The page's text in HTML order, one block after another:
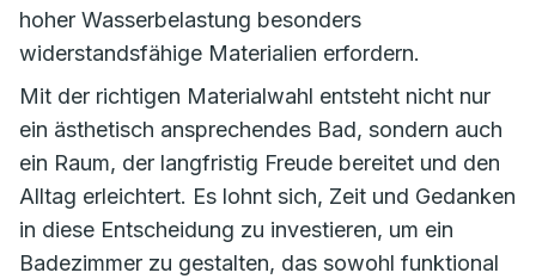
hoher Wasserbelastung besonders
widerstandsfähige Materialien erfordern.
Mit der richtigen Materialwahl entsteht nicht nur
ein ästhetisch ansprechendes Bad, sondern auch
ein Raum, der langfristig Freude bereitet und den
Alltag erleichtert. Es lohnt sich, Zeit und Gedanken
in diese Entscheidung zu investieren, um ein
Badezimmer zu gestalten, das sowohl funktional